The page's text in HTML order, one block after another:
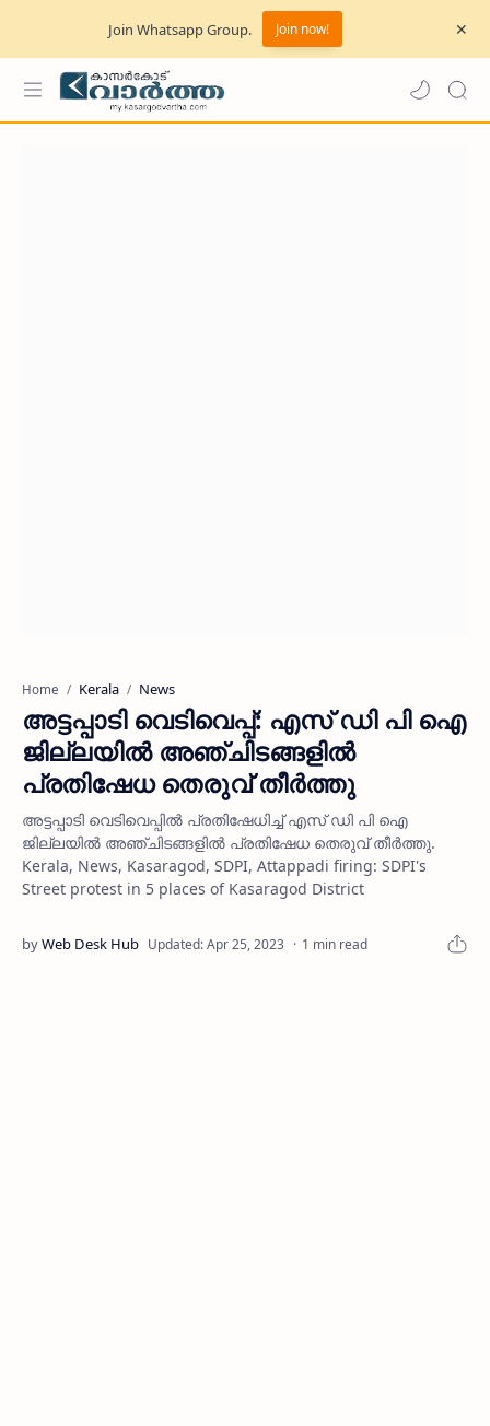
Join Whatsapp Group. Join now!
Home Kerala News
അട്ടപ്പാടി വെടിവെപ്പ്: എസ് ഡി പി ഐ
ജില്ലയില്‍ അഞ്ചിടങ്ങളില്‍
പ്രതിഷേധ തെരുവ് തീര്‍ത്തു
അട്ടപ്പാടി വെടിവെപ്പില്‍ പ്രതിഷേധിച്ച് എസ് ഡി പി ഐ
ജില്ലയില്‍ അഞ്ചിടങ്ങളില്‍ പ്രതിഷേധ തെരുവ് തീര്‍ത്തു.
Kerala, News, Kasaragod, SDPI, Attappadi firing: SDPI's
Street protest in 5 places of Kasaragod District
1 min read